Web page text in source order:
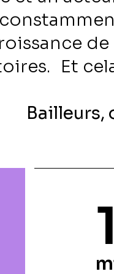
Et
Bailleurs,